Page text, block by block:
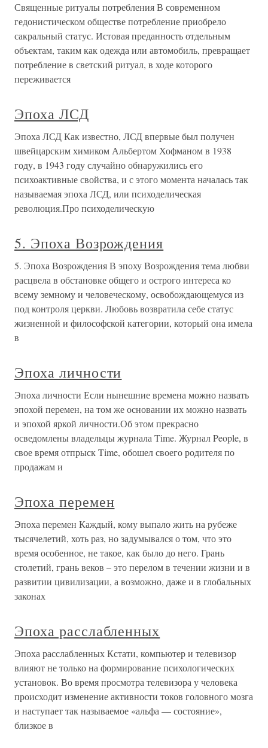
Священные ритуалы потребления В современном
гедонистическом обществе потребление приобрело
сакральный статус. Истовая преданность отдельным
объектам, таким как одежда или автомобиль, превращает
потребление в светский ритуал, в ходе которого
переживается
Эпоха ЛСД
Эпоха ЛСД Как известно, ЛСД впервые был получен
швейцарским химиком Альбертом Хофманом в 1938
году, в 1943 году случайно обнаружились его
психоактивные свойства, и с этого момента началась так
называемая эпоха ЛСД, или психоделическая
революция.Про психоделическую
5. Эпоха Возрождения
5. Эпоха Возрождения В эпоху Возрождения тема любви
расцвела в обстановке общего и острого интереса ко
всему земному и человеческому, освобождающемуся из
под контроля церкви. Любовь возвратила себе статус
жизненной и философской категории, который она имела
в
Эпоха личности
Эпоха личности Если нынешние времена можно назвать
эпохой перемен, на том же основании их можно назвать
и эпохой яркой личности.Об этом прекрасно
осведомлены владельцы журнала Time. Журнал People, в
свое время отпрыск Time, обошел своего родителя по
продажам и
Эпоха перемен
Эпоха перемен Каждый, кому выпало жить на рубеже
тысячелетий, хоть раз, но задумывался о том, что это
время особенное, не такое, как было до него. Грань
столетий, грань веков – это перелом в течении жизни и в
развитии цивилизации, а возможно, даже и в глобальных
законах
Эпоха расслабленных
Эпоха расслабленных Кстати, компьютер и телевизор
влияют не только на формирование психологических
установок. Во время просмотра телевизора у человека
происходит изменение активности токов головного мозга
и наступает так называемое «альфа — состояние»,
близкое в